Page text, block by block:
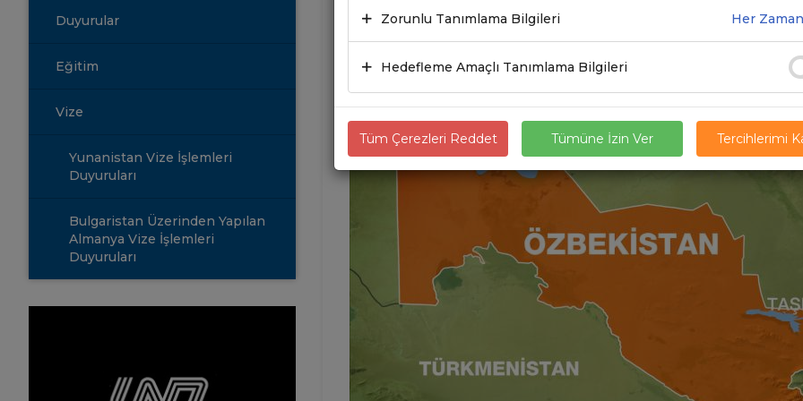
Duyurular
Eğitim
Vize
Yunanistan Vize İşlemleri
Duyuruları
Bulgaristan Üzerinden Yapılan
Almanya Vize İşlemleri
Duyuruları
SİSTEMLERİNİN BAKIM
29.05.2025
Zorunlu Tanımlama Bilgileri Her
Hedefleme Amaçlı Tanımlama Bilgileri
Tüm Çerezleri Reddet Tümüne İzin Ver Tercihlerimi